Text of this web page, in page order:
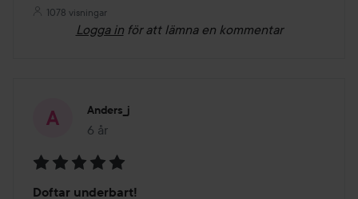
1078 visningar
Logga in för att lämna en kommentar
Anders_j
6 år
Inlägget skapades 6 år
Doftar underbart!